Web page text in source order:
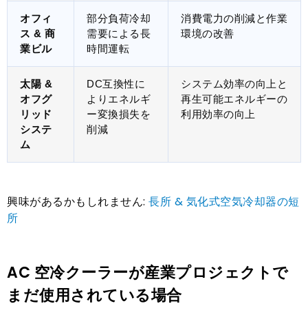
オフィ
ス & 商
業ビル
部分負荷冷却
需要による長
時間運転
消費電力の削減と作業
環境の改善
太陽 &
オフグ
リッド
システ
ム
DC互換性に
よりエネルギ
ー変換損失を
削減
システム効率の向上と
再生可能エネルギーの
利用効率の向上
興味があるかもしれません: 長所 & 気化式空気冷却器の短
所
AC 空冷クーラーが産業プロジェクトで
まだ使用されている場合